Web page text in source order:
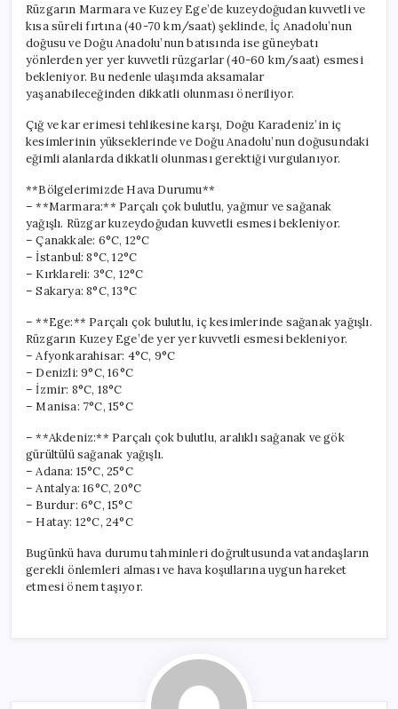
Rüzgarın Marmara ve Kuzey Ege’de kuzeydoğudan kuvvetli ve
kısa süreli fırtına (40-70 km/saat) şeklinde, İç Anadolu’nun
doğusu ve Doğu Anadolu’nun batısında ise güneybatı
yönlerden yer yer kuvvetli rüzgarlar (40-60 km/saat) esmesi
bekleniyor. Bu nedenle ulaşımda aksamalar
yaşanabileceğinden dikkatli olunması öneriliyor.
Çığ ve kar erimesi tehlikesine karşı, Doğu Karadeniz’in iç
kesimlerinin yükseklerinde ve Doğu Anadolu’nun doğusundaki
eğimli alanlarda dikkatli olunması gerektiği vurgulanıyor.
**Bölgelerimizde Hava Durumu**
– **Marmara:** Parçalı çok bulutlu, yağmur ve sağanak
yağışlı. Rüzgar kuzeydoğudan kuvvetli esmesi bekleniyor.
– Çanakkale: 6°C, 12°C
– İstanbul: 8°C, 12°C
– Kırklareli: 3°C, 12°C
– Sakarya: 8°C, 13°C
– **Ege:** Parçalı çok bulutlu, iç kesimlerinde sağanak yağışlı.
Rüzgarın Kuzey Ege’de yer yer kuvvetli esmesi bekleniyor.
– Afyonkarahisar: 4°C, 9°C
– Denizli: 9°C, 16°C
– İzmir: 8°C, 18°C
– Manisa: 7°C, 15°C
– **Akdeniz:** Parçalı çok bulutlu, aralıklı sağanak ve gök
gürültülü sağanak yağışlı.
– Adana: 15°C, 25°C
– Antalya: 16°C, 20°C
– Burdur: 6°C, 15°C
– Hatay: 12°C, 24°C
Bugünkü hava durumu tahminleri doğrultusunda vatandaşların
gerekli önlemleri alması ve hava koşullarına uygun hareket
etmesi önem taşıyor.